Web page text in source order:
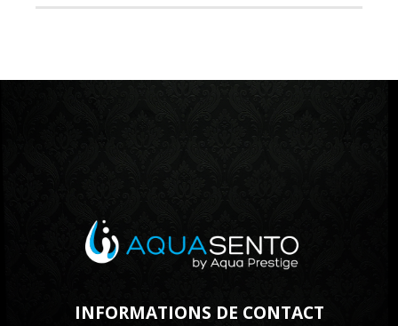
INFORMATIONS DE CONTACT